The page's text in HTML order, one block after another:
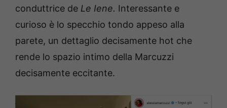
conduttrice de Le Iene. Interessante e
curioso è lo specchio tondo appeso alla
parete, un dettaglio decisamente hot che
rende lo spazio intimo della Marcuzzi
decisamente eccitante.